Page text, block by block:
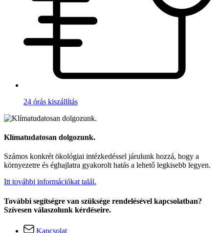
24 órás kiszállítás
Klímatudatosan dolgozunk.
Számos konkrét ökológiai intézkedéssel járulunk hozzá, hogy a
környezetre és éghajlatra gyakorolt hatás a lehető legkisebb legyen.
Itt további információkat talál.
További segítségre van szüksége rendelésével kapcsolatban?
Szívesen válaszolunk kérdéseire.
Kapcsolat